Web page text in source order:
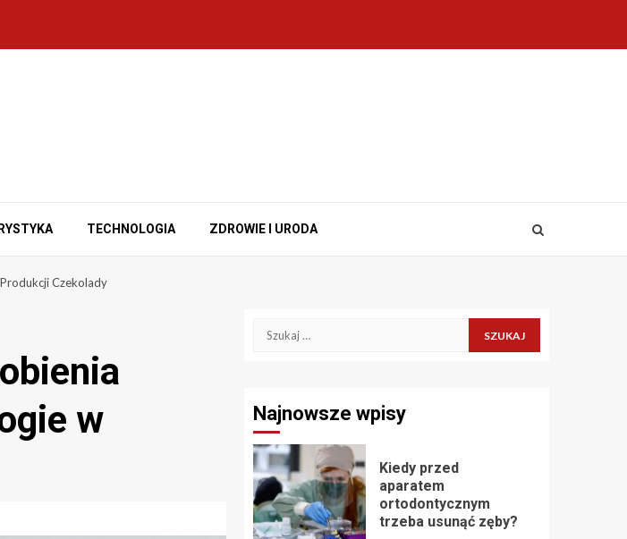
TECHNOLOGIA ZDROWIE I URODA
Czekolady
w
Szukaj:
Najnowsze wpisy
Kiedy przed
aparatem
ortodontycznym
trzeba usunąć zęby?